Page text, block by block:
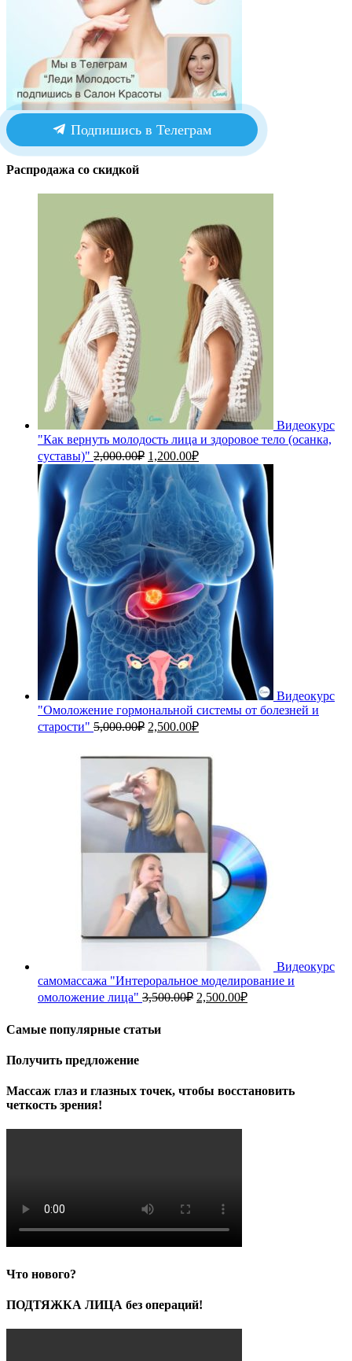
Подпишись в Телеграм
Распродажа со скидкой
Видеокурс
"Как вернуть молодость лица и здоровое тело (осанка,
суставы)" 2,000.00₽ Первоначальная
цена
составляла
2,000.00₽.
1,200.00₽Текущая
цена:
1,200.00₽.
Видеокурс
"Омоложение гормональной системы от болезней и
старости" 5,000.00₽ Первоначальная
5,000.00₽.
2,500.00₽Текущая
2,500.00₽.
Видеокурс
самомассажа "Интероральное моделирование и
омоложение лица" 3,500.00₽ Первоначальная
2,500.00₽Текущая
Самые популярные статьи
Получить предложение
Массаж глаз и глазных точек, чтобы восстановить
четкость зрения!
Что нового?
ПОДТЯЖКА ЛИЦА без операций!